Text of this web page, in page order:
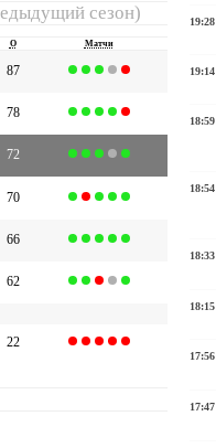
сезон)
О Матчи
87
78
72
70
66
62
22
19:28
19:14
18:59
18:54
18:33
18:15
17:56
17:47